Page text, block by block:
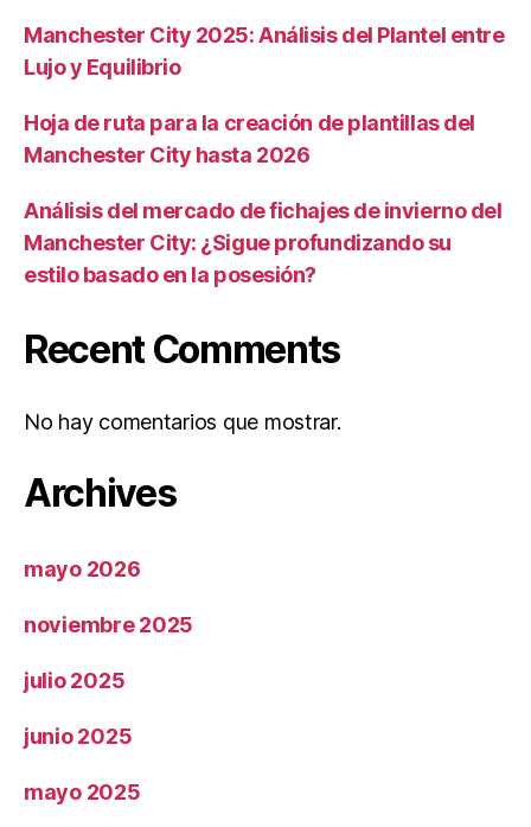
Manchester City 2025: Análisis del Plantel entre
Lujo y Equilibrio
Hoja de ruta para la creación de plantillas del
Manchester City hasta 2026
Análisis del mercado de fichajes de invierno del
Manchester City: ¿Sigue profundizando su
estilo basado en la posesión?
Recent Comments
No hay comentarios que mostrar.
Archives
mayo 2026
noviembre 2025
julio 2025
junio 2025
mayo 2025